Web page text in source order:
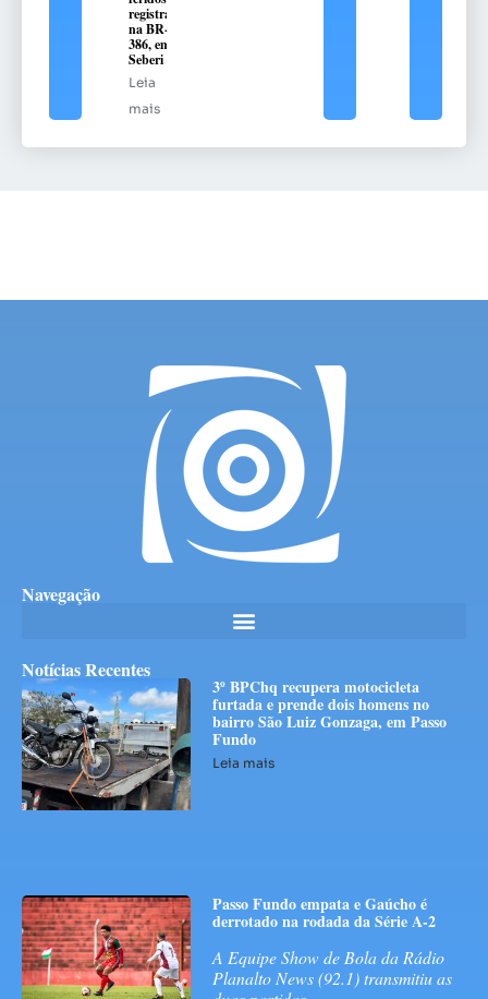
registrado
na BR-
386, em
Seberi
Leia
mais
Navegação
Notícias Recentes
3º BPChq recupera motocicleta
furtada e prende dois homens no
bairro São Luiz Gonzaga, em Passo
Fundo
Leia mais
Passo Fundo empata e Gaúcho é
derrotado na rodada da Série A-2
A Equipe Show de Bola da Rádio
Planalto News (92.1) transmitiu as